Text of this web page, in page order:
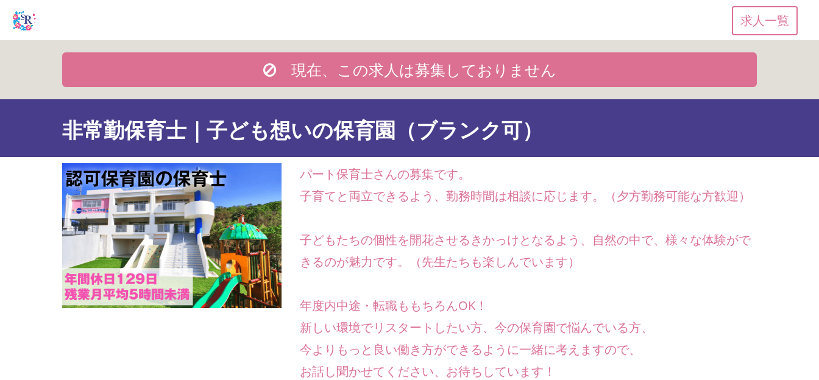
求人一覧
現在、この求人は募集しておりません
非常勤保育士｜子ども想いの保育園（ブランク可）
パート保育士さんの募集です。
子育てと両立できるよう、勤務時間は相談に応じます。（夕方勤務可能な方歓迎）
子どもたちの個性を開花させるきかっけとなるよう、自然の中で、様々な体験がで
きるのが魅力です。（先生たちも楽しんでいます）
年度内中途・転職ももちろんOK！
新しい環境でリスタートしたい方、今の保育園で悩んでいる方、
今よりもっと良い働き方ができるように一緒に考えますので、
お話し聞かせてください、お待ちしています！